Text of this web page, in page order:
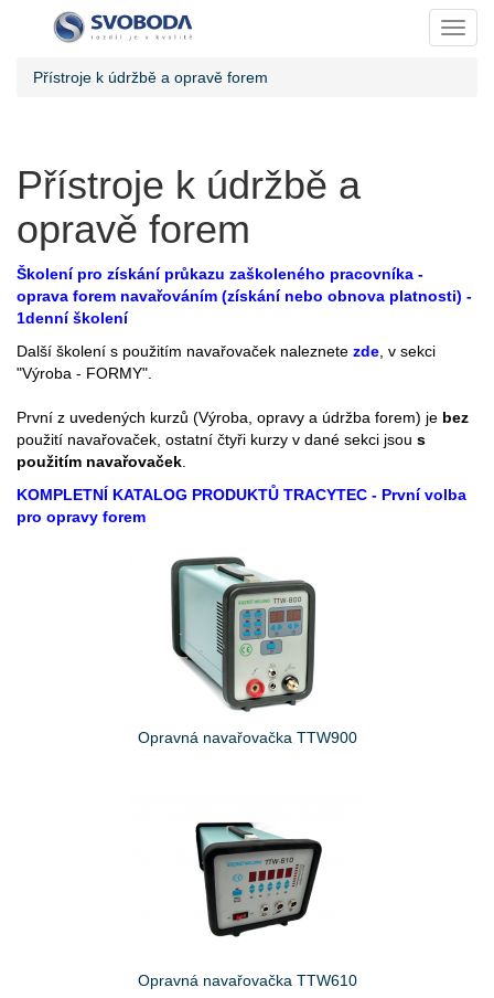
Přístroje k údržbě a opravě forem
Přístroje k údržbě a
opravě forem
Školení pro získání průkazu zaškoleného pracovníka -
oprava forem navařováním (získání nebo obnova platnosti) -
1denní školení
Další školení s použitím navařovaček naleznete zde , v sekci
"Výroba - FORMY".
První z uvedených kurzů (Výroba, opravy a údržba forem) je bez
použití navařovaček, ostatní čtyři kurzy v dané sekci jsou s
použitím navařovaček
KOMPLETNÍ KATALOG PRODUKTŮ TRACYTEC - První volba
pro opravy forem
Opravná navařovačka TTW900
Opravná navařovačka TTW610